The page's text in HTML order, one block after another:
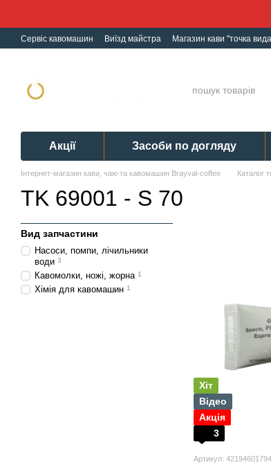
Сервіс кавомашин Виїзд майстра Магазин кави "точка
Акції Засоби по догляду
Інтернет-магазин кави, чаю та кавомашин Brayval-coffee Каталог
TK 69001 - S 70
Хіт
Відео
Акція
3
Артикул:
Вид запчастини
Насоси, помпи, лічильники
води 3
Кавомолки, ножі, жорна 1
Хімія для кавомашин 1